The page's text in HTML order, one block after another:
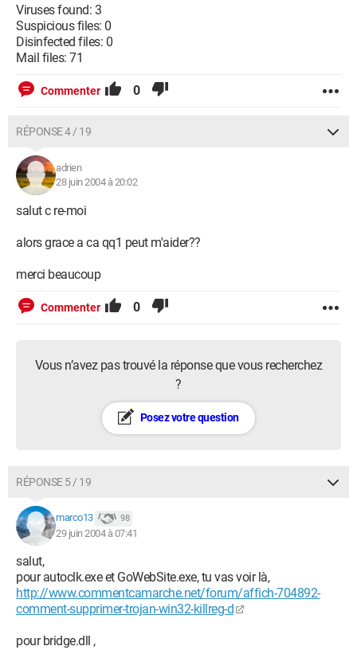
Viruses found: 3
Suspicious files: 0
Disinfected files: 0
Mail files: 71
Commenter 0
RÉPONSE 4 / 19
adrien
28 juin 2004 à 20:02
salut c re-moi
alors grace a ca qq1 peut m'aider??
merci beaucoup
Commenter 0
Vous n’avez pas trouvé la réponse que vous recherchez
?
Posez votre question
RÉPONSE 5 / 19
marco13 98
29 juin 2004 à 07:41
salut,
pour autoclk.exe et GoWebSite.exe, tu vas voir là,
http://www.commentcamarche.net/forum/affich-704892-
comment-supprimer-trojan-win32-killreg-d
pour bridge.dll ,